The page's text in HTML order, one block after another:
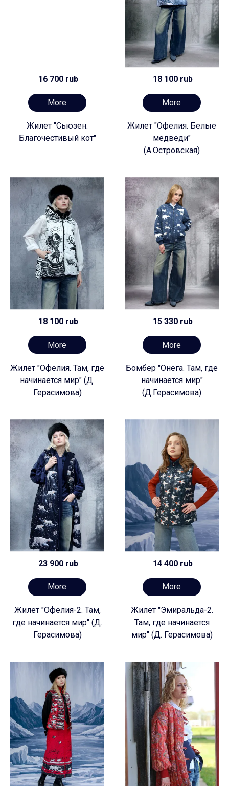
16 700 rub
More
Жилет "Сьюзен.
Благочестивый кот"
18 100 rub
More
Жилет "Офелия. Белые
медведи"
(А.Островская)
18 100 rub
More
Жилет "Офелия. Там, где
начинается мир" (Д.
Герасимова)
15 330 rub
More
Бомбер "Онега. Там, где
начинается мир"
(Д.Герасимова)
23 900 rub
More
Жилет "Офелия-2. Там,
где начинается мир" (Д.
Герасимова)
14 400 rub
More
Жилет "Эмиральда-2.
Там, где начинается
мир" (Д. Герасимова)